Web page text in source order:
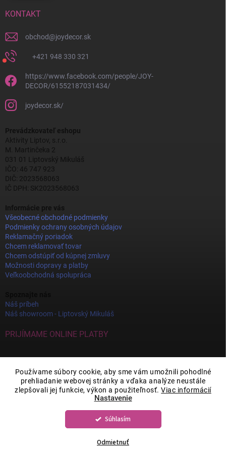
Používame súbory cookie, aby sme vám umožnili pohodlné
prehliadanie webovej stránky a vďaka analýze neustále
zlepšovali jej funkcie, výkon a použiteľnosť.Viac informácií
Nastavenie
Odmietnuť
Súhlasím
KONTAKT
obchod@joydecor.sk
+421 948 330 321
https://www.facebook.com/people/JOY-
DECOR/61552187031434/
joydecor.sk/
Prevádzkovateľ eshopu
Aktivity Liptov, s.r.o.
M. Martinčeka 2
031 01 Liptovský Mikuláš
IČO: 46 747 923
DIČ: 2023568063
IČ DPH: SK2023568063
Informácie pre vás
Všeobecné obchodné podmienky
Podmienky ochrany osobných údajov
Reklamačný poriadok
Chcem reklamovať tovar
Chcem odstúpiť od kúpnej zmluvy
Možnosti dopravy a platby
Veľkoobchodná spolupráca
Náš príbeh
Náš showroom - Liptovský Mikuláš
PRIJÍMAME ONLINE PLATBY
Vytvoril Shoptet
. Všetky práva vyhradené.
cookies